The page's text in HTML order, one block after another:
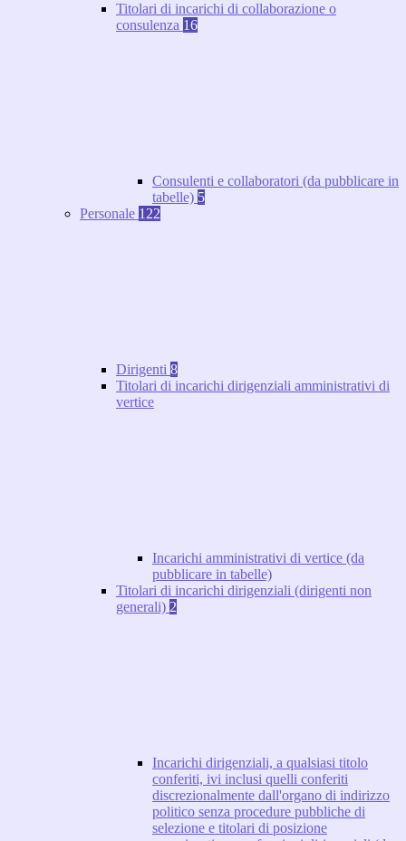
Titolari di incarichi di collaborazione o
consulenza 16
Consulenti e collaboratori (da pubblicare in
tabelle) 5
Personale 122
Dirigenti 8
Titolari di incarichi dirigenziali amministrativi di
vertice
Incarichi amministrativi di vertice (da
pubblicare in tabelle)
Titolari di incarichi dirigenziali (dirigenti non
generali) 2
Incarichi dirigenziali, a qualsiasi titolo
conferiti, ivi inclusi quelli conferiti
discrezionalmente dall'organo di indirizzo
politico senza procedure pubbliche di
selezione e titolari di posizione